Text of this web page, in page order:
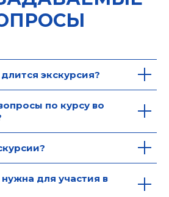
экскурсия?
по курсу во
для участия в